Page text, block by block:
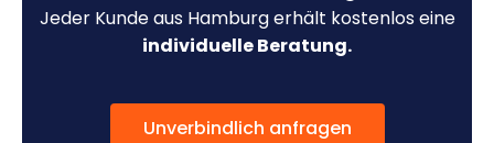
Jeder Kunde aus Hamburg erhält kostenlos eine
individuelle Beratung.
Unverbindlich anfragen